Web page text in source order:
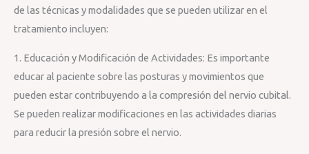
de las técnicas y modalidades que se pueden utilizar en el
tratamiento incluyen:
1. Educación y Modificación de Actividades: Es importante
educar al paciente sobre las posturas y movimientos que
pueden estar contribuyendo a la compresión del nervio cubital.
Se pueden realizar modificaciones en las actividades diarias
para reducir la presión sobre el nervio.